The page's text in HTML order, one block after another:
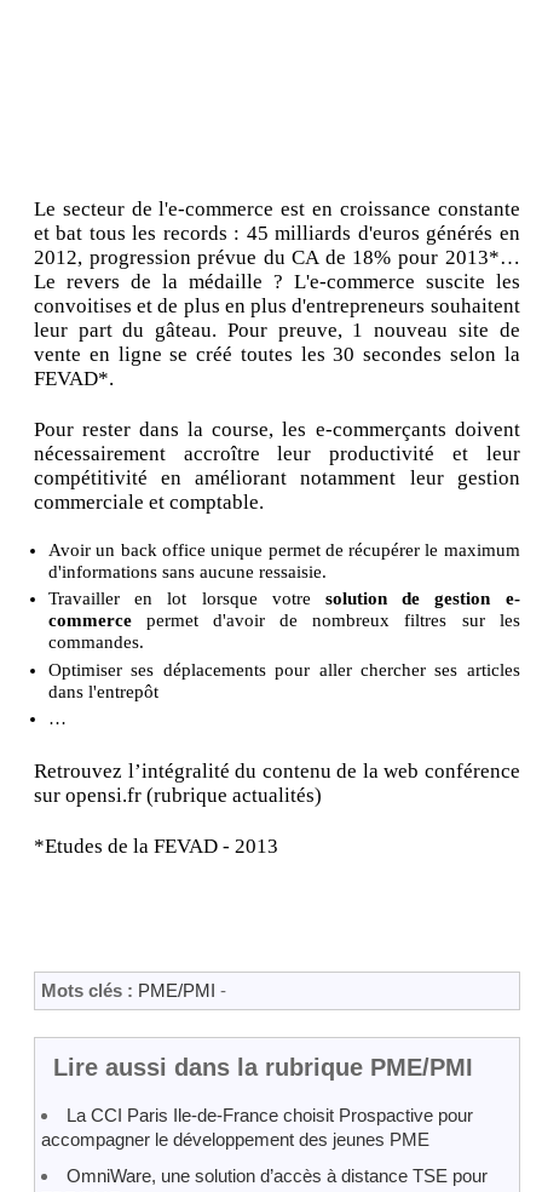
Le secteur de l'e-commerce est en croissance constante
et bat tous les records : 45 milliards d'euros générés en
2012, progression prévue du CA de 18% pour 2013*…
Le revers de la médaille ? L'e-commerce suscite les
convoitises et de plus en plus d'entrepreneurs souhaitent
leur part du gâteau. Pour preuve, 1 nouveau site de
vente en ligne se créé toutes les 30 secondes selon la
FEVAD*.
Pour rester dans la course, les e-commerçants doivent
nécessairement accroître leur productivité et leur
compétitivité en améliorant notamment leur gestion
commerciale et comptable.
Avoir un back office unique permet de récupérer le maximum
d'informations sans aucune ressaisie.
Travailler en lot lorsque votresolution de gestion e-
commerce permet d'avoir de nombreux filtres sur les
commandes.
Optimiser ses déplacements pour aller chercher ses articles
dans l'entrepôt
…
Retrouvez l’intégralité du contenu de la web conférence
sur opensi.fr (rubrique actualités)
*Etudes de la FEVAD - 2013
Mots clés : PME/PMI -
Lire aussi dans la rubrique PME/PMI
La CCI Paris Ile-de-France choisit Prospactive pour
accompagner le développement des jeunes PME
OmniWare, une solution d’accès à distance TSE pour